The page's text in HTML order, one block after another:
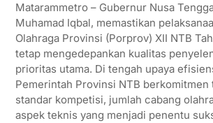
Matarammetro – Gubernur Nusa
Muhamad Iqbal, memastikan
Olahraga Provinsi (Porprov) XII NTB
tetap mengedepankan kualitas
prioritas utama. Di tengah upaya
Pemerintah Provinsi NTB berkomitmen
standar kompetisi, jumlah cabang
aspek teknis yang menjadi penentu